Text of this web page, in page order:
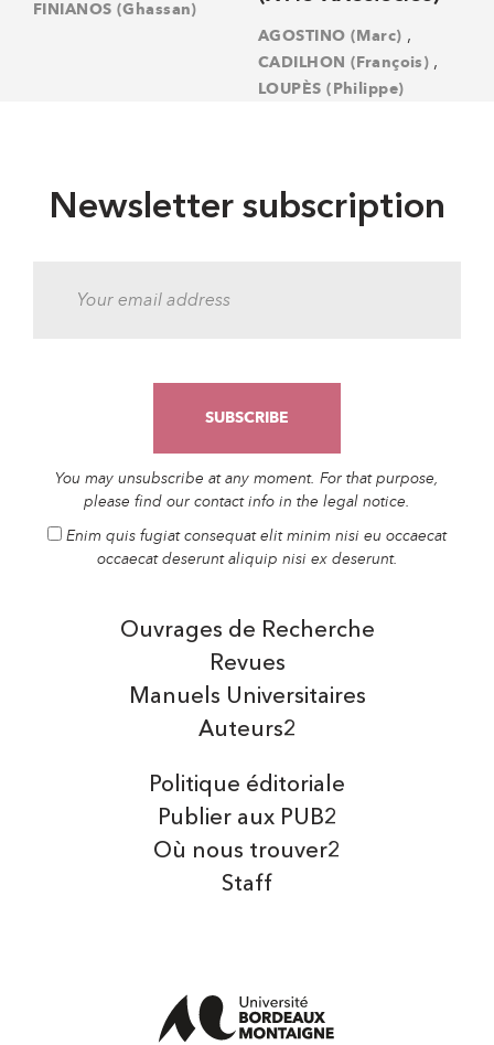
FINIANOS (Ghassan)
AGOSTINO (Marc) ,
CADILHON (François) ,
LOUPÈS (Philippe)
Newsletter subscription
You may unsubscribe at any moment. For that purpose,
please find our contact info in the legal notice.
Enim quis fugiat consequat elit minim nisi eu occaecat
occaecat deserunt aliquip nisi ex deserunt.
Auteurs2
Manuels Universitaires
Ouvrages de Recherche
Revues
Politique éditoriale
Publier aux PUB2
Où nous trouver2
Staff